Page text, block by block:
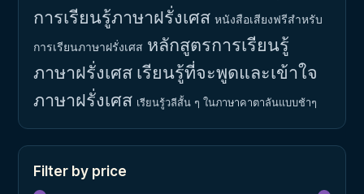
การเรียนรู้ภาษาฝรั่งเศส หนังสือเสียงฟรีสำหรับ
การเรียนภาษาฝรั่งเศส หลักสูตรการเรียนรู้
ภาษาฝรั่งเศส เรียนรู้ที่จะพูดและเข้าใจ
ภาษาฝรั่งเศส เรียนรู้วลีสั้น ๆ ในภาษาคาตาลันแบบช้าๆ
Filter by price